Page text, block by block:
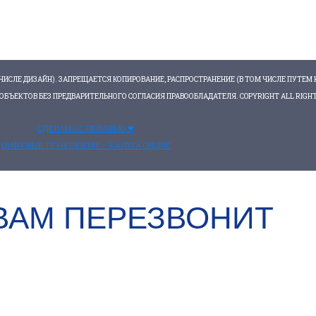
ДИЗАЙН). ЗАПРЕЩАЕТСЯ КОПИРОВАНИЕ, РАСПРОСТРАНЕНИЕ (В ТОМ ЧИСЛЕ ПУТЕМ
БЕЗ ПРЕДВАРИТЕЛЬНОГО СОГЛАСИЯ ПРАВООБЛАДАТЕЛЯ. COPYRIGHT ALL RIGHTS
СДЕЛАНО С ЛЮБОВЬЮ ❤
ЦИФРОВЫЕ ТЕХНОЛОГИИ — КАЛУГА ONLINE
ПЕРЕЗВОНИТ